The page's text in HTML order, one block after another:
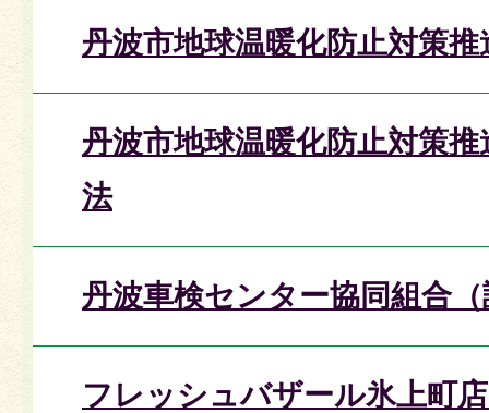
丹波市地球温暖化防止対策推
丹波市地球温暖化防止対策
法
丹波車検センター協同組合
フレッシュバザール氷上町